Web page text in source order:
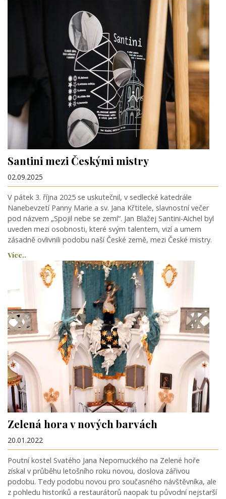
Santini mezi Českými mistry
02.09.2025
V pátek 3. října 2025 se uskutečnil, v sedlecké katedrále
Nanebevzetí Panny Marie a sv. Jana Křtitele, slavnostní večer
pod názvem „Spojil nebe se zemí“. Jan Blažej Santini-Aichel byl
uveden mezi osobnosti, které svým talentem, vizí a umem
zásadně ovlivnili podobu naší České země, mezi České mistry.
Více..
Zelená hora v nových barvách
20.01.2022
Poutní kostel Svatého Jana Nepomuckého na Zelené hoře
získal v průběhu letošního roku novou, doslova zářivou
podobu. Tedy podobu novou pro současného návštěvníka, ale
z pohledu historiků a restaurátorů naopak tu původní nejstarší